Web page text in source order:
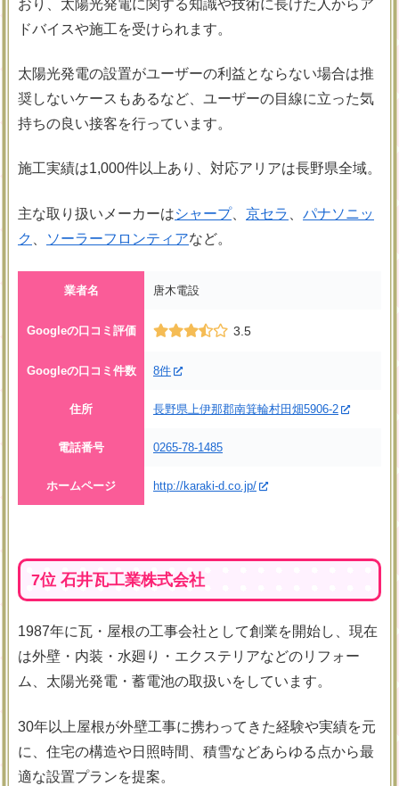
おり、太陽光発電に関する知識や技術に長けた人からア
ドバイスや施工を受けられます。
太陽光発電の設置がユーザーの利益とならない場合は推
奨しないケースもあるなど、ユーザーの目線に立った気
持ちの良い接客を行っています。
施工実績は1,000件以上あり、対応アリアは長野県全域。
主な取り扱いメーカーはシャープ、 京セラ
パナソニッ
ク
ソーラーフロンティアなど。
業者名 唐木電設
Googleの口コミ評価 3.5
Googleの口コミ件数 8件
住所 長野県上伊那郡南箕輪村田畑5906-2
電話番号 0265-78-1485
ホームページ http://karaki-d.co.jp/
7位 石井瓦工業株式会社
1987年に瓦・屋根の工事会社として創業を開始し、現在
は外壁・内装・水廻り・エクステリアなどのリフォー
ム、太陽光発電・蓄電池の取扱いをしています。
30年以上屋根が外壁工事に携わってきた経験や実績を元
に、住宅の構造や日照時間、積雪などあらゆる点から最
適な設置プランを提案。